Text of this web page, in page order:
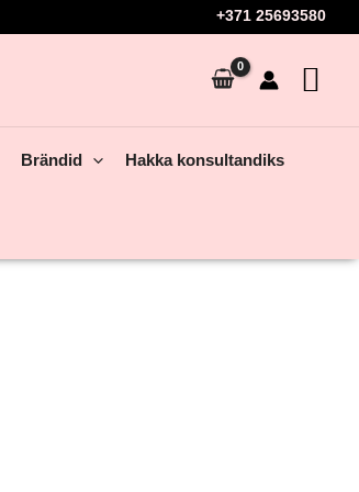
+371 25693580
Brändid Hakka konsultandiks